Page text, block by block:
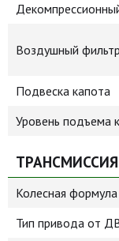
Воздушный фильтр
Подвеска капота
Уровень подъема
ТРАНСМИССИЯ
Колесная формула
Тип привода от